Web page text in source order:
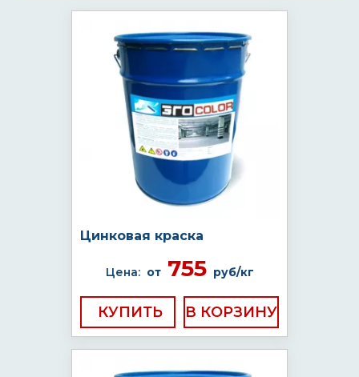
Цинковая краска
Цена: от755 руб/кг
КУПИТЬ